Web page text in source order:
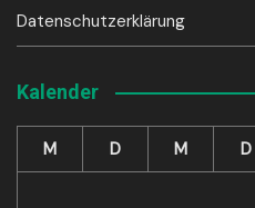
Datenschutzerklärung
Kalender
M D M D